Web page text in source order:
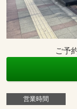
ご予
営業時間